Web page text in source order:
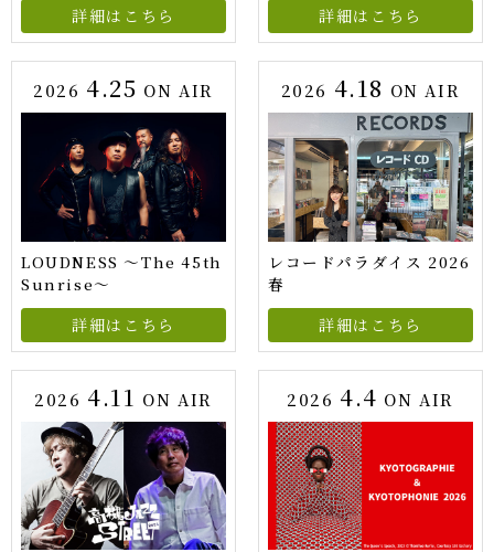
詳細はこちら
詳細はこちら
2026 4.25 ON AIR
LOUDNESS ～The 45th
Sunrise～
詳細はこちら
2026 4.18 ON AIR
レコードパラダイス 2026
春
詳細はこちら
2026 4.11 ON AIR 2026 4.4 ON AIR